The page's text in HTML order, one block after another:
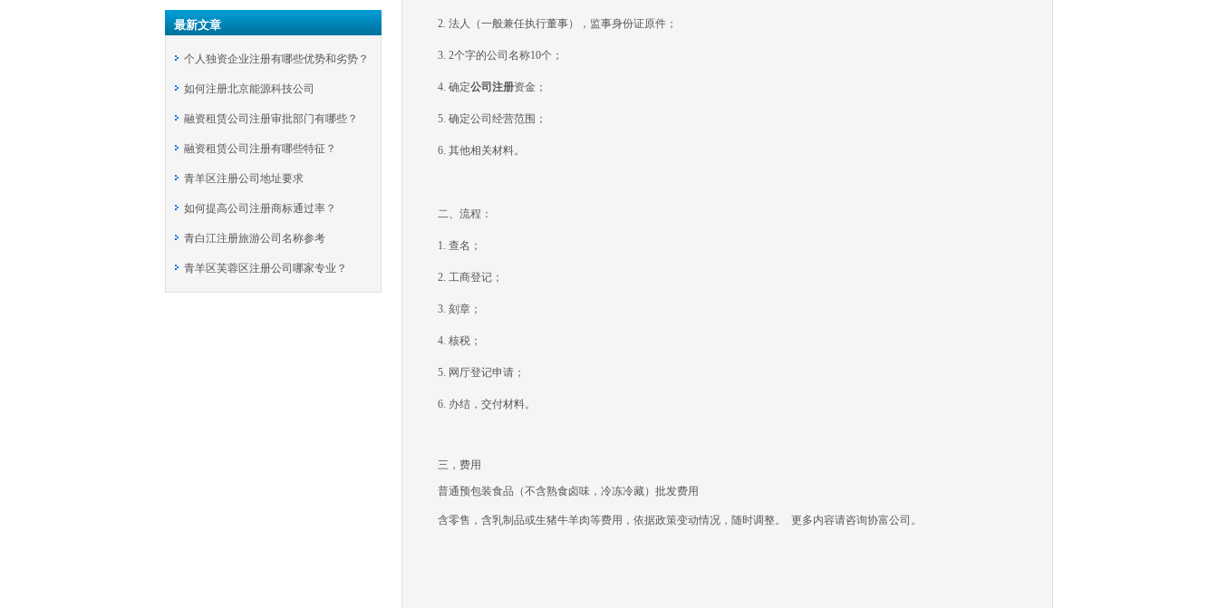
最新文章
个人独资企业注册有哪些优势和劣势？
如何注册北京能源科技公司
融资租赁公司注册审批部门有哪些？
融资租赁公司注册有哪些特征？
青羊区注册公司地址要求
如何提高公司注册商标通过率？
青白江注册旅游公司名称参考
青羊区芙蓉区注册公司哪家专业？
2. 法人（一般兼任执行董事），监事身份证原件；
3. 2个字的公司名称10个；
4. 确定公司注册资金；
5. 确定公司经营范围；
6. 其他相关材料。
二、流程：
1. 查名；
2. 工商登记；
3. 刻章；
4. 核税；
5. 网厅登记申请；
6. 办结，交付材料。
三，费用
普通预包装食品（不含熟食卤味，冷冻冷藏）批发费用
含零售， 含乳制品或生猪牛羊肉等费用，依据政策变动情况，随时调整。 更多内容请咨询协富公司。